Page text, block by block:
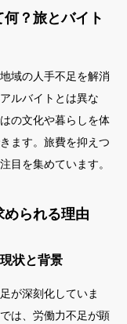
？旅とバイト
域の人手不足を解消
ルバイトとは異な
の文化や暮らしを体
ます。旅費を抑えつ
目を集めています。
られる理由
状と背景
が深刻化していま
は、労働力不足が顕